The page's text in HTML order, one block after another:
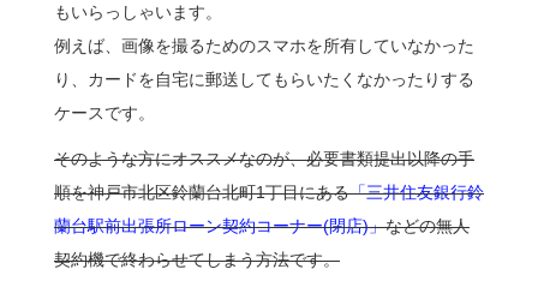
もいらっしゃいます。
例えば、画像を撮るためのスマホを所有していなかった
り、カードを自宅に郵送してもらいたくなかったりする
ケースです。
そのような方にオススメなのが、必要書類提出以降の手
順を神戸市北区鈴蘭台北町1丁目にある「三井住友銀行鈴
蘭台駅前出張所ローン契約コーナー(閉店)」などの無人
契約機で終わらせてしまう方法です。